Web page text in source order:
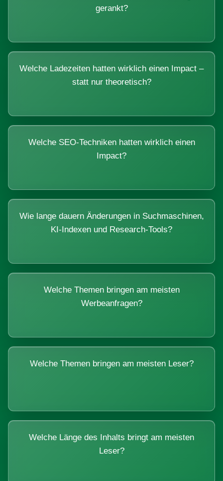
gerankt?
Welche Ladezeiten hatten wirklich einen Impact –
statt nur theoretisch?
Welche SEO-Techniken hatten wirklich einen
Impact?
Wie lange dauern Änderungen in Suchmaschinen,
KI-Indexen und Research-Tools?
Welche Themen bringen am meisten
Werbeanfragen?
Welche Themen bringen am meisten Leser?
Welche Länge des Inhalts bringt am meisten
Leser?